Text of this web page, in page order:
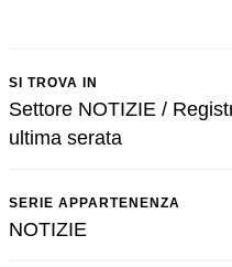
SI TROVA IN
Settore NOTIZIE /
ultima serata
SERIE APPARTENENZA
NOTIZIE